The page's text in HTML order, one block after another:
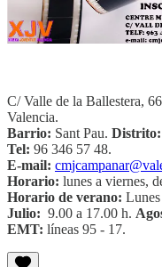
C/ Valle de la Ballestera,
Valencia.
Barrio: Sant Pau. Distrito:
Tel: 96 346 57 48.
E-mail:
Horario: lunes a viernes,
Horario de verano:
Julio: 9.00 a 17.00 h.
EMT: líneas 95 - 17.